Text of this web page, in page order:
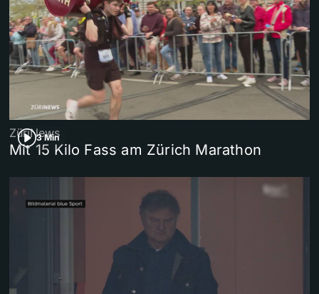
3 Min
ZüriNews
Mit 15 Kilo Fass am Zürich Marathon